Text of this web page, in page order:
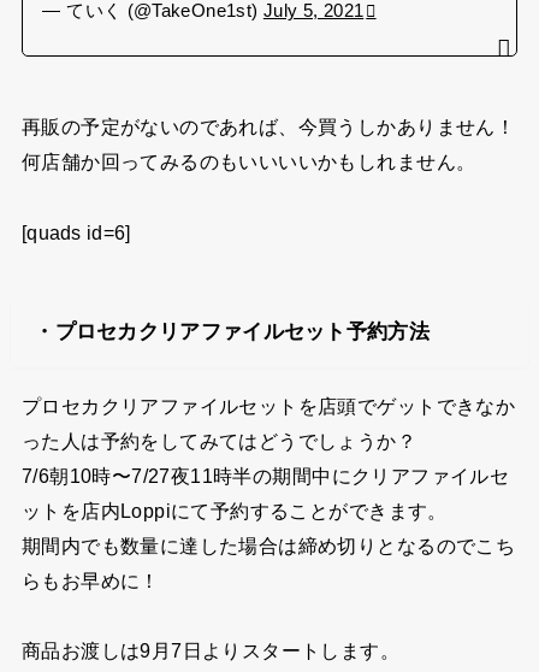
— ていく (@TakeOne1st) July 5, 2021
再販の予定がないのであれば、今買うしかありません！
何店舗か回ってみるのもいいいいかもしれません。
[quads id=6]
・プロセカクリアファイルセット予約方法
プロセカクリアファイルセットを店頭でゲットできなか
った人は予約をしてみてはどうでしょうか？
7/6朝10時〜7/27夜11時半の期間中にクリアファイルセ
ットを店内Loppiにて予約することができます。
期間内でも数量に達した場合は締め切りとなるのでこち
らもお早めに！
商品お渡しは9月7日よりスタートします。